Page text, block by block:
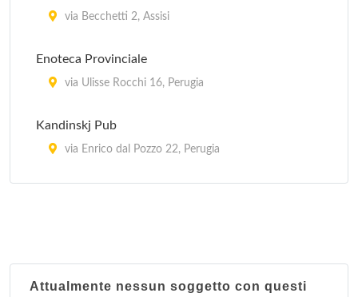
via Becchetti 2, Assisi
Enoteca Provinciale
via Ulisse Rocchi 16, Perugia
Kandinskj Pub
via Enrico dal Pozzo 22, Perugia
Attualmente nessun soggetto con questi